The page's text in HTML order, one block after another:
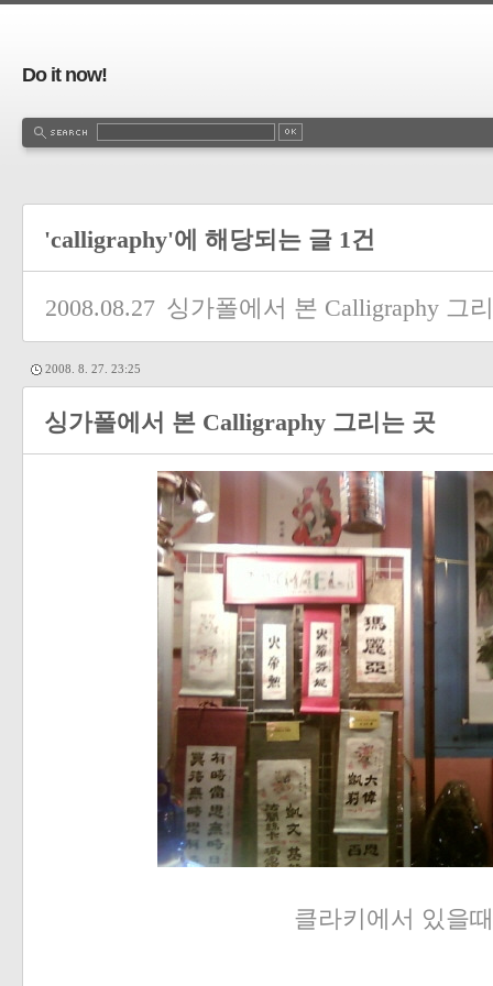
Do it now!
'calligraphy'에 해당되는 글 1건
2008.08.27 싱가폴에서 본 Calligraphy 그
2008. 8. 27. 23:25
싱가폴에서 본 Calligraphy 그리는 곳
클라키에서 있을